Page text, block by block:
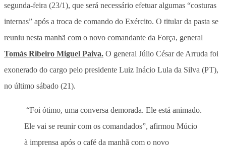
segunda-feira (23/1), que será necessário efetuar algumas “costuras
internas” após a troca de comando do Exército. O titular da pasta se
reuniu nesta manhã com o novo comandante da Força, general
Tomás Ribeiro Miguel Paiva. O general Júlio César de Arruda foi
exonerado do cargo pelo presidente Luiz Inácio Lula da Silva (PT),
no último sábado (21).
“Foi ótimo, uma conversa demorada. Ele está animado.
Ele vai se reunir com os comandados”, afirmou Múcio
à imprensa após o café da manhã com o novo